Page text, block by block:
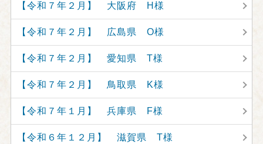
【令和７年２月】 大阪府 H様
【令和７年２月】 広島県 O様
【令和７年２月】 愛知県 T様
【令和７年２月】 鳥取県 K様
【令和７年１月】 兵庫県 F様
【令和６年１２月】 滋賀県 T様